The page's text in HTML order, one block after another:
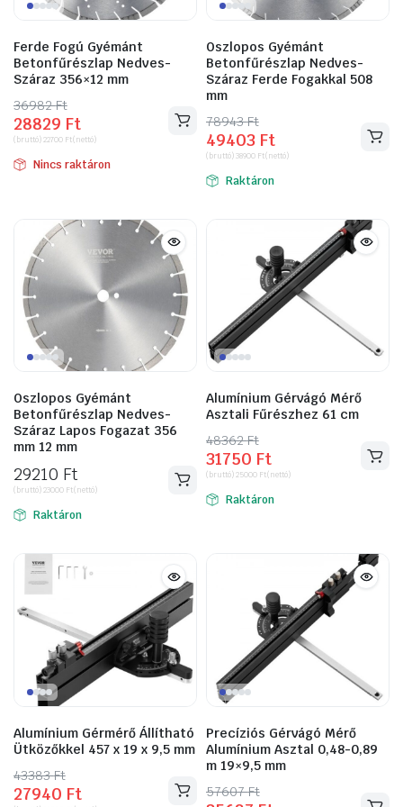
Ferde Fogú Gyémánt
Betonfűrészlap Nedves-
Száraz 356×12 mm
36982Ft
Original
price
was:
36982 Ft.
28829 Ft
Current
price
is:
28829 Ft.
(bruttó)22700 Ft(nettó)
Nincs raktáron
Oszlopos Gyémánt
Betonfűrészlap Nedves-
Száraz Ferde Fogakkal 508
mm
78943Ft
Original
price
was:
78943 Ft.
49403 Ft
Current
price
is:
49403 Ft.
(bruttó)38900 Ft(nettó)
Raktáron
Oszlopos Gyémánt
Betonfűrészlap Nedves-
Száraz Lapos Fogazat 356
mm 12 mm
29210 Ft
(bruttó)23000 Ft(nettó)
Raktáron
Alumínium Gérvágó Mérő
Asztali Fűrészhez 61 cm
48362Ft
Original
price
was:
48362 Ft.
31750 Ft
Current
price
is:
31750 Ft.
(bruttó)25000 Ft(nettó)
Raktáron
Alumínium Gérmérő Állítható
Ütközőkkel 457 x 19 x 9,5 mm
43383Ft
Original
price
27940 Ft
Current
price
Precíziós Gérvágó Mérő
Alumínium Asztal 0,48-0,89
m 19×9,5 mm
57607Ft
Original
Current